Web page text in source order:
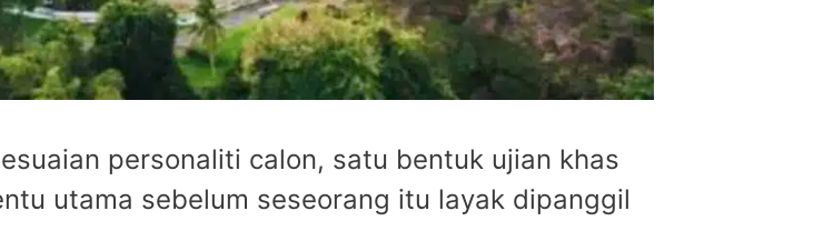
personaliti calon, satu bentuk ujian khas
utama sebelum seseorang itu layak dipanggil